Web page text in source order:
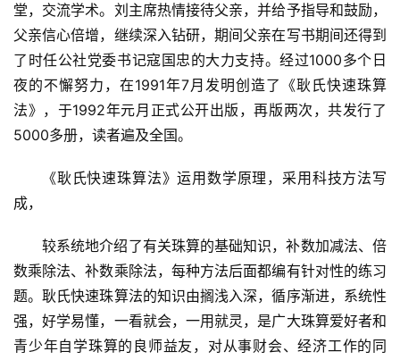
堂，交流学术。刘主席热情接待父亲，并给予指导和鼓励，
父亲信心倍增，继续深入钻研，期间父亲在写书期间还得到
了时任公社党委书记寇国忠的大力支持。经过1000多个日
夜的不懈努力，在1991年7月发明创造了《耿氏快速珠算
法》，于1992年元月正式公开出版，再版两次，共发行了
5000多册，读者遍及全国。
《耿氏快速珠算法》运用数学原理，采用科技方法写
成，
较系统地介绍了有关珠算的基础知识，补数加减法、倍
数乘除法、补数乘除法，每种方法后面都编有针对性的练习
题。耿氏快速珠算法的知识由搁浅入深，循序渐进，系统性
强，好学易懂，一看就会，一用就灵，是广大珠算爱好者和
青少年自学珠算的良师益友，对从事财会、经济工作的同